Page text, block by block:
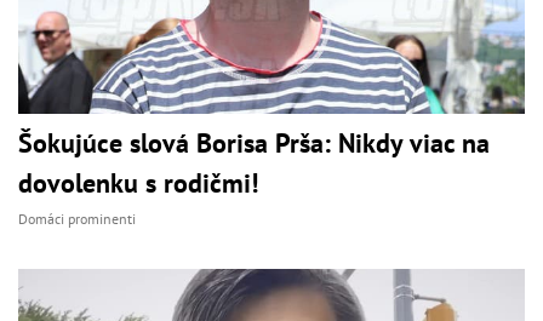
Šokujúce slová Borisa Prša: Nikdy viac na
dovolenku s rodičmi!
Domáci prominenti